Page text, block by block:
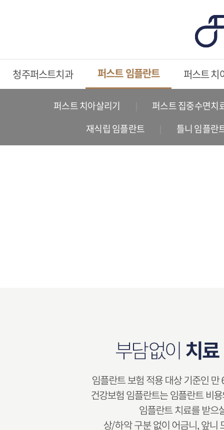
청주퍼스트치과 퍼스트 임플란트 퍼스트 치
퍼스트 치아살리기
퍼스트 집중수면치
재식립 임플란트
틀니 임플란